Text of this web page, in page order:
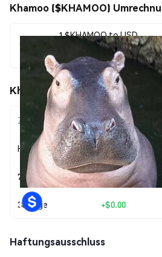
Khamoo ($KHAMOO)
1 $KHAMOO to USD
$0.0<sub>7</sub>2218
Khamoo ($KHAMOO)
Zeitraum
Heute +$0.00
7 Tage +$0.00
30 Tage +$0.00
Haftungsausschluss